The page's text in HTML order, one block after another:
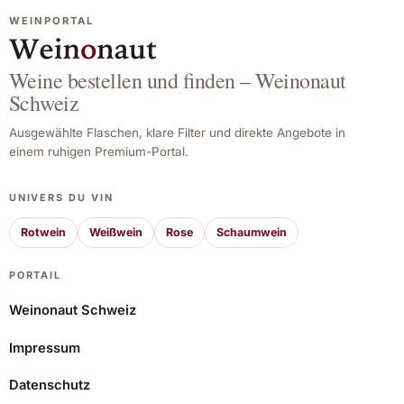
erstklassigen Blanc de Blancs, der jeden
Anlass unvergesslich macht!
WEINPORTAL
Weine bestellen und finden – Weinonaut
Schweiz
Ausgewählte Flaschen, klare Filter und direkte Angebote in
einem ruhigen Premium-Portal.
UNIVERS DU VIN
Rotwein Weißwein Rose Schaumwein
PORTAIL
Weinonaut Schweiz
Impressum
Datenschutz